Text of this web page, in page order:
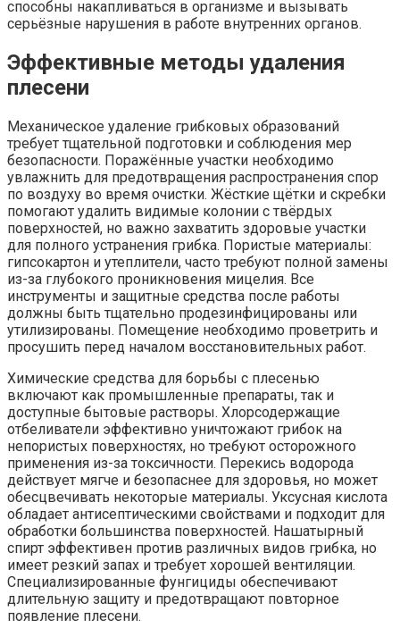
способны накапливаться в организме и вызывать
серьёзные нарушения в работе внутренних органов.
Эффективные методы удаления
плесени
Механическое удаление грибковых образований
требует тщательной подготовки и соблюдения мер
безопасности. Поражённые участки необходимо
увлажнить для предотвращения распространения спор
по воздуху во время очистки. Жёсткие щётки и скребки
помогают удалить видимые колонии с твёрдых
поверхностей, но важно захватить здоровые участки
для полного устранения грибка. Пористые материалы:
гипсокартон и утеплители, часто требуют полной замены
из-за глубокого проникновения мицелия. Все
инструменты и защитные средства после работы
должны быть тщательно продезинфицированы или
утилизированы. Помещение необходимо проветрить и
просушить перед началом восстановительных работ.
Химические средства для борьбы с плесенью
включают как промышленные препараты, так и
доступные бытовые растворы. Хлорсодержащие
отбеливатели эффективно уничтожают грибок на
непористых поверхностях, но требуют осторожного
применения из-за токсичности. Перекись водорода
действует мягче и безопаснее для здоровья, но может
обесцвечивать некоторые материалы. Уксусная кислота
обладает антисептическими свойствами и подходит для
обработки большинства поверхностей. Нашатырный
спирт эффективен против различных видов грибка, но
имеет резкий запах и требует хорошей вентиляции.
Специализированные фунгициды обеспечивают
длительную защиту и предотвращают повторное
появление плесени.